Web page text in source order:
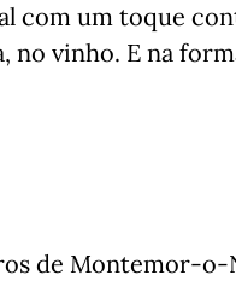
com um toque
no vinho. E na
de Montemor-o-